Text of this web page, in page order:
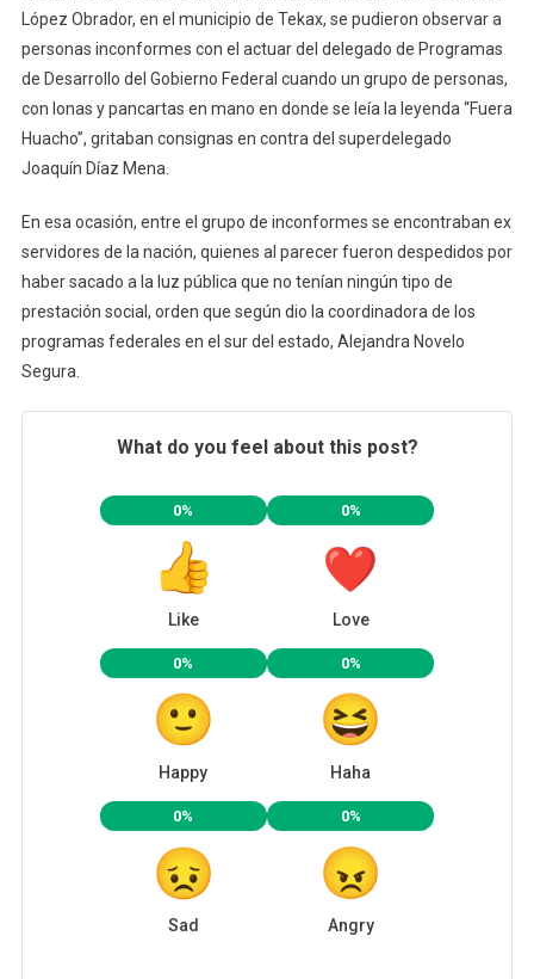
AMLO
López Obrador, en el municipio de Tekax, se pudieron observar a
personas inconformes con el actuar del delegado de Programas
de Desarrollo del Gobierno Federal cuando un grupo de personas,
con lonas y pancartas en mano en donde se leía la leyenda “Fuera
Huacho”, gritaban consignas en contra del superdelegado
Joaquín Díaz Mena.
En esa ocasión, entre el grupo de inconformes se encontraban ex
servidores de la nación, quienes al parecer fueron despedidos por
haber sacado a la luz pública que no tenían ningún tipo de
prestación social, orden que según dio la coordinadora de los
programas federales en el sur del estado, Alejandra Novelo
Segura.
What do you feel about this post?
0%
Like
0%
Love
0%
Happy
0%
Haha
0%
Sad
0%
Angry